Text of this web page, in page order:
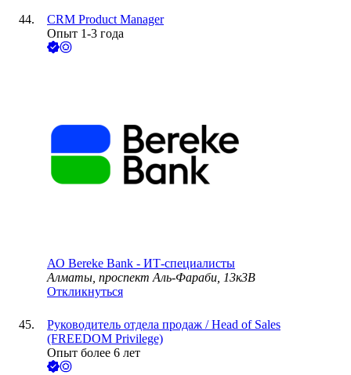
CRM Product Manager
Опыт 1-3 года
АО Bereke Bank - ИТ-специалисты
Алматы, проспект Аль-Фараби, 13к3В
Откликнуться
Руководитель отдела продаж / Head of Sales
(FREEDOM Privilege)
Опыт более 6 лет